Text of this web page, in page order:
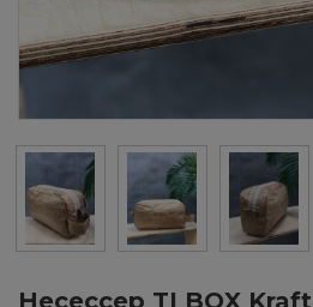
Несессер TI BOX Kraft